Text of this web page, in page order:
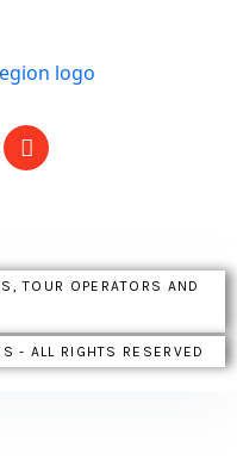
TOUR OPERATORS AND
- ALL RIGHTS RESERVED